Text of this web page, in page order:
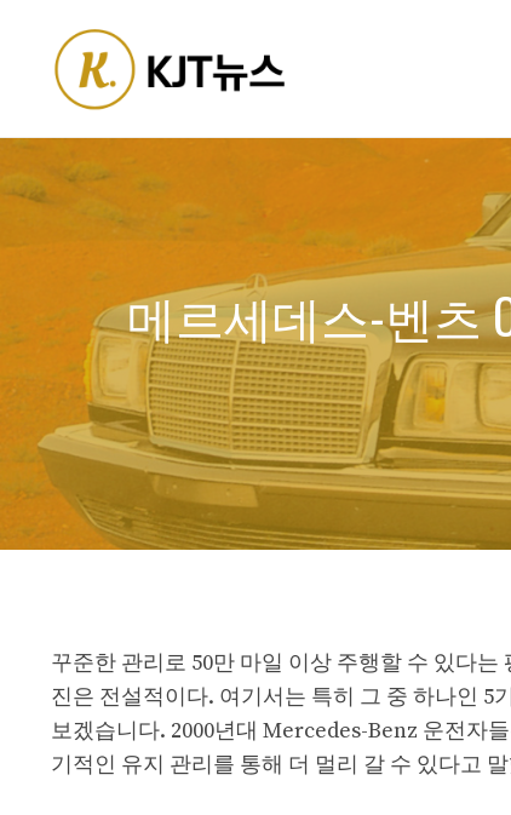
content
메르세데스-벤츠
꾸준한 관리로 50만 마일 이상 주행할 수 있다
진은 전설적이다. 여기서는 특히 그 중 하나인 5
보겠습니다. 2000년대 Mercedes-Benz 운전자
기적인 유지 관리를 통해 더 멀리 갈 수 있다고